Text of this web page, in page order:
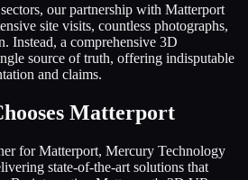
our partnership with Matterport
site visits, countless photographs,
Instead, a comprehensive 3D
source of truth, offering indisputable
and claims.
Matterport
for Matterport, Mercury Technology
state-of-the-art solutions that